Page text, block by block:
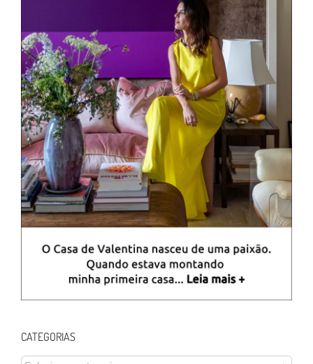
CATEGORIAS